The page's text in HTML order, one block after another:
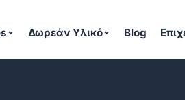
Δωρεάν Υλικό Blog